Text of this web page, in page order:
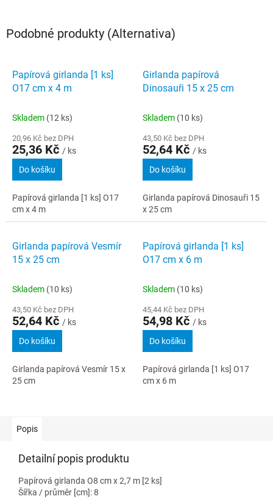
Podobné produkty (Alternativa)
Papírová girlanda [1 ks]
O17 cm x 4 m
Skladem (12 ks)
20,96 Kč bez DPH
25,36 Kč / ks
Do košíku
Papírová girlanda [1 ks] O17
cm x 4 m
Girlanda papírová
Dinosauři 15 x 25 cm
Skladem (10 ks)
43,50 Kč bez DPH
52,64 Kč / ks
Do košíku
Girlanda papírová Dinosauři 15
x 25 cm
Girlanda papírová Vesmír
15 x 25 cm
Skladem (10 ks)
43,50 Kč bez DPH
52,64 Kč / ks
Do košíku
Girlanda papírová Vesmír 15 x
25 cm
Papírová girlanda [1 ks]
O17 cm x 6 m
Skladem (10 ks)
45,44 Kč bez DPH
54,98 Kč / ks
Do košíku
Papírová girlanda [1 ks] O17
cm x 6 m
Popis
Detailní popis produktu
Papírová girlanda O8 cm x 2,7 m [2 ks]
Šířka / průměr [cm]: 8